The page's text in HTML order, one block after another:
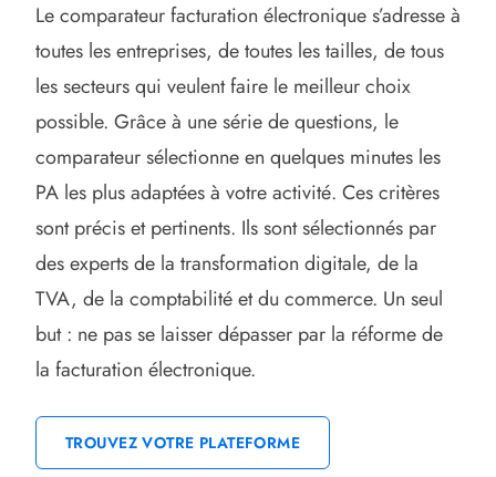
Le comparateur facturation électronique s’adresse à
toutes les entreprises, de toutes les tailles, de tous
les secteurs qui veulent faire le meilleur choix
possible. Grâce à une série de questions, le
comparateur sélectionne en quelques minutes les
PA les plus adaptées à votre activité. Ces critères
sont précis et pertinents. Ils sont sélectionnés par
des experts de la transformation digitale, de la
TVA, de la comptabilité et du commerce. Un seul
but : ne pas se laisser dépasser par la réforme de
la facturation électronique.
TROUVEZ VOTRE PLATEFORME